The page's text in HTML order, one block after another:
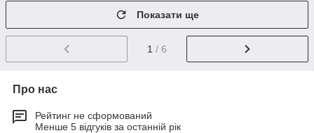
Показати ще
1 / 6
Про нас
Рейтинг не сформований
Менше 5 відгуків за останній рік